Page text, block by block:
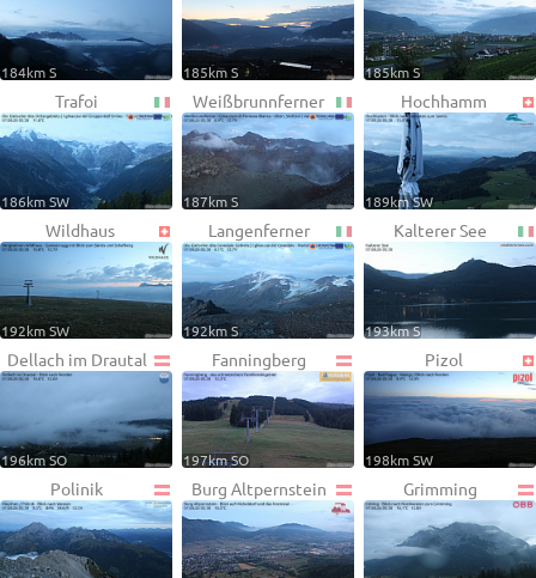
184km S 185km S 185km S
Trafoi
186km SW
Weißbrunnferner
187km S
Hochhamm
189km SW
Wildhaus
192km SW
Langenferner
192km S
Kalterer See
193km S
Dellach im Drautal
196km SO
Fanningberg
197km SO
Pizol
198km SW
Polinik Burg Altpernstein Grimming